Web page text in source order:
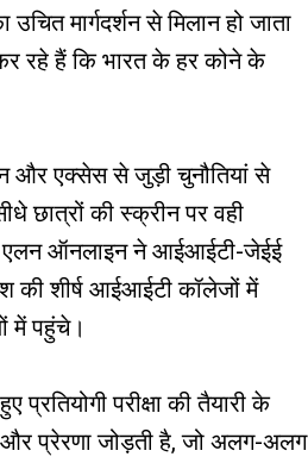
मार्गदर्शन से मिलान हो जाता
रहे हैं कि भारत के हर कोने के
और एक्सेस से जुड़ी चुनौतियां से
छात्रों की स्क्रीन पर वही
एलन ऑनलाइन ने आईआईटी-जेईई
की शीर्ष आईआईटी कॉलेजों में
में पहुंचे।
परीक्षा की तैयारी के
और प्रेरणा जोड़ती है, जो अलग-अलग